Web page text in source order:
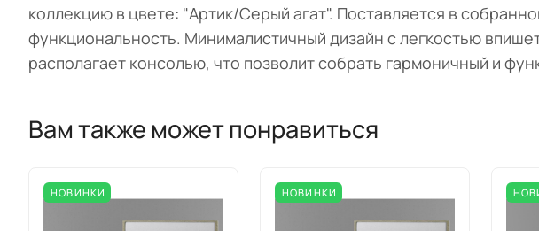
коллекцию в цвете: "Артик/Серый агат". Поставляется в
функциональность. Минималистичный дизайн с легкостью
располагает консолью, что позволит собрать гармоничный и
Вам также может понравиться
НОВИНКИ НОВИНКИ